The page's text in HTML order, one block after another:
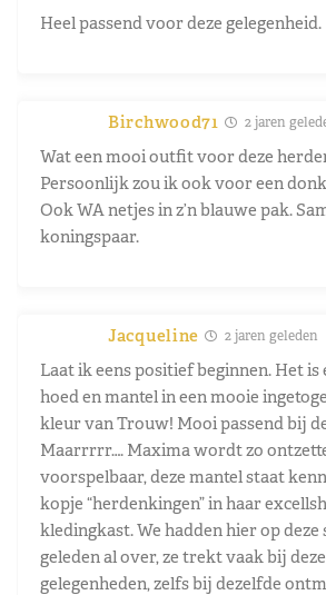
Heel passend voor deze gelegenheid.
Birchwood71 2 jaren
Wat een mooi outfit voor deze
Persoonlijk zou ik ook voor een
Ook WA netjes in z’n blauwe pak.
koningspaar.
Jacqueline 2 jaren geleden
Laat ik eens positief beginnen. Het is
hoed en mantel in een mooie
kleur van Trouw! Mooi passend bij
Maarrrrr…. Maxima wordt zo
voorspelbaar, deze mantel staat
kopje “herdenkingen” in haar
kledingkast. We hadden hier op deze
geleden al over, ze trekt vaak bij
gelegenheden, zelfs bij dezelfde